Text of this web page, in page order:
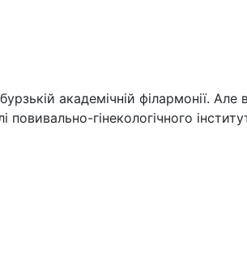
академічній філармонії. Але
гінекологічного